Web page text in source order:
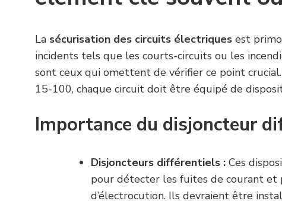
La sécurisation des circuits électriques est
incidents tels que les courts-circuits ou les
sont ceux qui omettent de vérifier ce point
15-100, chaque circuit doit être équipé de
Importance du disjoncteur
Disjoncteurs différentiels : Ces
pour détecter les fuites de courant et
d’électrocution. Ils devraient être